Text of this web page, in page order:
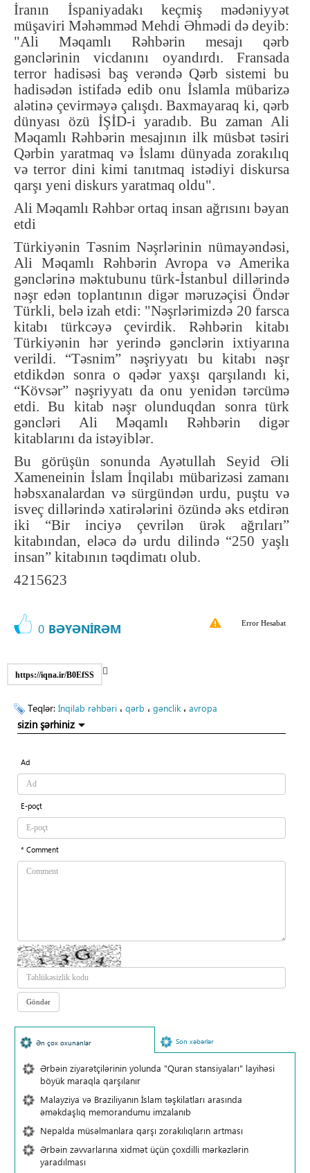
İranın İspaniyadakı keçmiş mədəniyyət
müşaviri Məhəmməd Mehdi Əhmədi də deyib:
"Ali Məqamlı Rəhbərin mesajı qərb
gənclərinin vicdanını oyandırdı. Fransada
terror hadisəsi baş verəndə Qərb sistemi bu
hadisədən istifadə edib onu İslamla mübarizə
alətinə çevirməyə çalışdı. Baxmayaraq ki, qərb
dünyası özü İŞİD-i yaradıb. Bu zaman Ali
Məqamlı Rəhbərin mesajının ilk müsbət təsiri
Qərbin yaratmaq və İslamı dünyada zorakılıq
və terror dini kimi tanıtmaq istədiyi diskursa
qarşı yeni diskurs yaratmaq oldu".
Ali Məqamlı Rəhbər ortaq insan ağrısını bəyan
etdi
Türkiyənin Təsnim Nəşrlərinin nümayəndəsi,
Ali Məqamlı Rəhbərin Avropa və Amerika
gənclərinə məktubunu türk-İstanbul dillərində
nəşr edən toplantının digər məruzəçisi Öndər
Türkli, belə izah etdi: "Nəşrlərimizdə 20 farsca
kitabı türkcəyə çevirdik. Rəhbərin kitabı
Türkiyənin hər yerində gənclərin ixtiyarına
verildi. “Təsnim” nəşriyyatı bu kitabı nəşr
etdikdən sonra o qədər yaxşı qarşılandı ki,
“Kövsər” nəşriyyatı da onu yenidən tərcümə
etdi. Bu kitab nəşr olunduqdan sonra türk
gəncləri Ali Məqamlı Rəhbərin digər
kitablarını da istəyiblər.
Bu görüşün sonunda Ayətullah Seyid Əli
Xameneinin İslam İnqilabı mübarizəsi zamanı
həbsxanalardan və sürgündən urdu, puştu və
isveç dillərində xatirələrini özündə əks etdirən
iki “Bir inciyə çevrilən ürək ağrıları”
kitabından, eləcə də urdu dilində “250 yaşlı
insan” kitabının təqdimatı olub.
4215623
0 BƏYƏNİRƏM Error Hesabat
https://iqna.ir/B0EfSS
Teqlər: İnqilab rəhbəri ، qərb ، gənclik ، avropa
sizin şərhiniz
Ad
E-poçt
* Comment
Ən çox oxunanlar Son xəbərlər
Ərbəin ziyarətçilərinin yolunda "Quran stansiyaları" layihəsi
böyük maraqla qarşılanır
Malayziya və Braziliyanın İslam təşkilatları arasında
əməkdaşlıq memorandumu imzalanıb
Nepalda müsəlmanlara qarşı zorakılıqların artması
Ərbəin zəvvarlarına xidmət üçün çoxdilli mərkəzlərin
yaradılması